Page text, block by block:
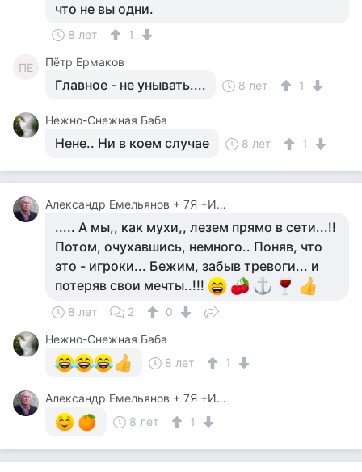
что не вы одни.
8 лет 1
ПЕ Пётр Ермаков
Главное - не унывать.... 8 лет 1
Нежно-Снежная Баба
Нене.. Ни в коем случае 8 лет 1
Александр Емельянов + 7Я +Инструктор Туризма
..... А мы,, как мухи,, лезем прямо в сети...!!
Потом, очухавшись, немного.. Поняв, что
это - игроки... Бежим, забыв тревоги... и
потеряв свои мечты..!!!
8 лет 2
0
Нежно-Снежная Баба
8 лет
1
Александр Емельянов + 7Я +Инструктор Туризма
8 лет
1